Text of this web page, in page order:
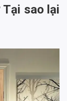
Tại sao lại